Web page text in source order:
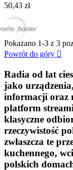
50,43 zł
Pokazano 1-3 z 3
Powrót do góry 
Radia od lat
jako
informacji oraz
platform
klasyczne
rzeczywistość
zwłaszcza te
kuchennego,
polskich